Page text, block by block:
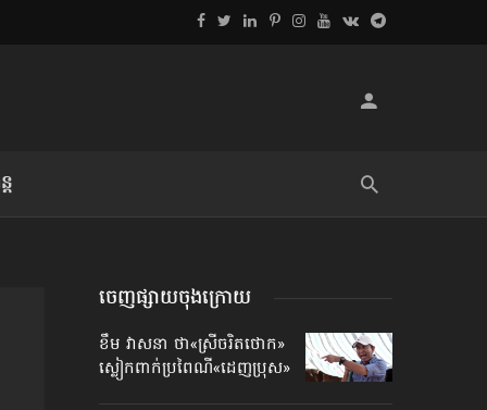
ចេញផ្សាយចុងក្រោយ
ខឹម វាសនា ថា«ស្រីចរិតថោក»​
ស្លៀកពាក់ប្រពៃណី​«ដេញប្រុស»
លិខិតប្រិយមិត្ត៖ «អំពីទោសៈ»